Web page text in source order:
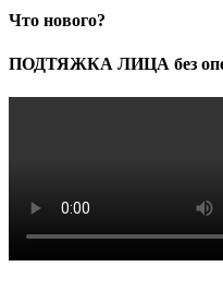
Что нового?
ПОДТЯЖКА ЛИЦА без